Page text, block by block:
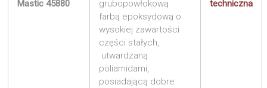
Mastic 45880
grubopowłokową
farbą epoksydową o
wysokiej zawartości
części stałych,
utwardzaną
poliamidami,
posiadającą dobre
techniczna